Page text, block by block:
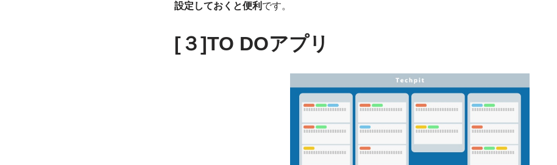
設定しておくと便利 です。
[３]TO DOアプリ